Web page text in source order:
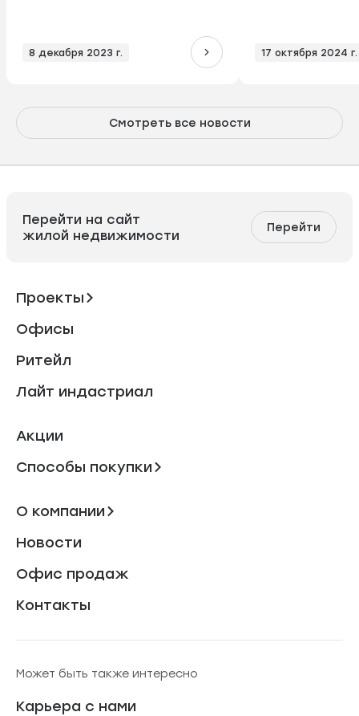
Смотреть все новости
8 декабря 2023 г. 17 октября 2024 г.
Перейти на сайт
жилой недвижимости
Перейти
Проекты
Офисы
Ритейл
Лайт индастриал
Акции
Способы покупки
О компании
Новости
Офис продаж
Контакты
Может быть также интересно
Карьера с нами